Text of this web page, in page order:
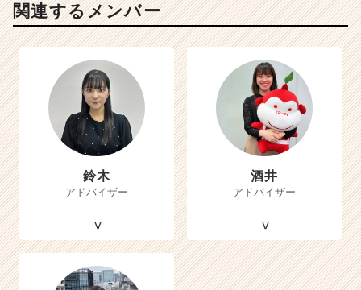
関連するメンバー
鈴木
アドバイザー
酒井
アドバイザー